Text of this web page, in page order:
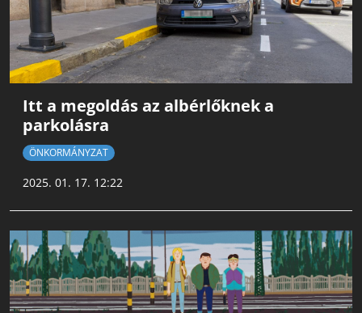
Itt a megoldás az albérlőknek a
parkolásra
ÖNKORMÁNYZAT
2025. 01. 17. 12:22